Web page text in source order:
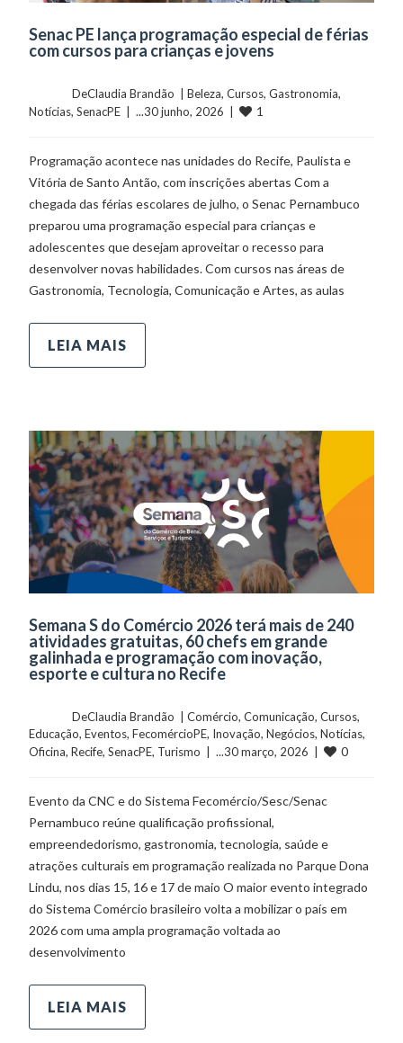
Senac PE lança programação especial de férias
com cursos para crianças e jovens
	    	DeClaudia Brandão  |
Beleza, Cursos, Gastronomia
Notícias, SenacPE
  |  ...30 junho, 2026  |
1
Programação acontece nas unidades do Recife, Paulista e
Vitória de Santo Antão, com inscrições abertas Com a
chegada das férias escolares de julho, o Senac Pernambuco
preparou uma programação especial para crianças e
adolescentes que desejam aproveitar o recesso para
desenvolver novas habilidades. Com cursos nas áreas de
Gastronomia, Tecnologia, Comunicação e Artes, as aulas
LEIA MAIS
Semana S do Comércio 2026 terá mais de 240
atividades gratuitas, 60 chefs em grande
galinhada e programação com inovação,
esporte e cultura no Recife
	    	DeClaudia Brandão  |
Comércio, Comunicação, Cursos
Educação, Eventos, FecomércioPE, Inovação, Negócios, Notícias
Oficina, Recife, SenacPE, Turismo
  |  ...30 março, 2026  |
0
Evento da CNC e do Sistema Fecomércio/Sesc/Senac
Pernambuco reúne qualificação profissional,
empreendedorismo, gastronomia, tecnologia, saúde e
atrações culturais em programação realizada no Parque Dona
Lindu, nos dias 15, 16 e 17 de maio O maior evento integrado
do Sistema Comércio brasileiro volta a mobilizar o país em
2026 com uma ampla programação voltada ao
desenvolvimento
LEIA MAIS